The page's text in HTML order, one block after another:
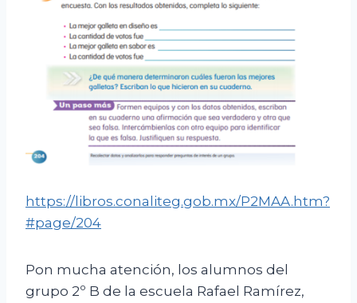
https://libros.conaliteg.gob.mx/P2MAA.htm?
#page/204
Pon mucha atención, los alumnos del
grupo 2º B de la escuela Rafael Ramírez,